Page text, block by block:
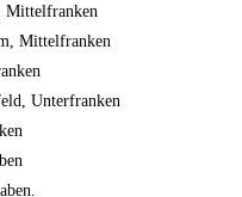
Mittelfranken
Mittelfranken
Unterfranken